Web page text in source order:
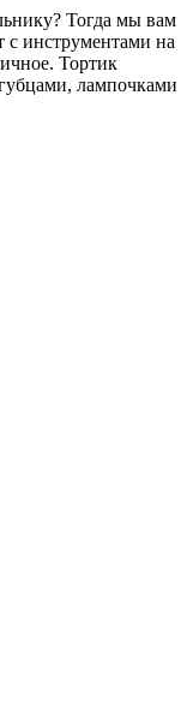
Тогда мы вам
инструментами на
Тортик
лампочками